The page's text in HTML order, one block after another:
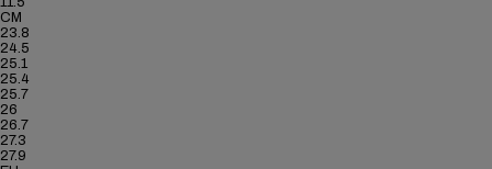
CM
23.8
24.5
25.1
25.4
25.7
26
26.7
27.3
27.9